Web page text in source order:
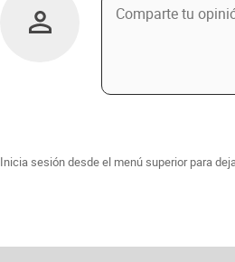
Inicia sesión desde el menú superior para